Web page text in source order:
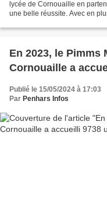
lycée de Cornouaille en
une belle réussite. Avec en
En 2023, le Pimms
Cornouaille a
Publié le 15/05/2024 à 17:03
Par Penhars Infos